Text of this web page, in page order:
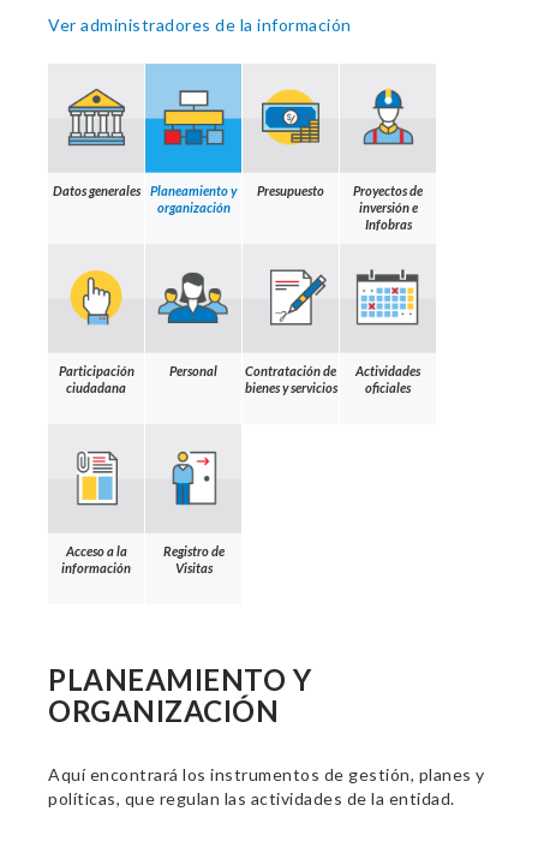
Ver administradores de la información
Datos generales
Planeamiento y
organización
Presupuesto
Proyectos de
inversión e
Infobras
Participación
ciudadana
Personal
Contratación de
bienes y servicios
Actividades
oficiales
Acceso a la
información
Registro de
Visitas
PLANEAMIENTO Y
ORGANIZACIÓN
Aquí encontrará los instrumentos de gestión, planes y
políticas, que regulan las actividades de la entidad.